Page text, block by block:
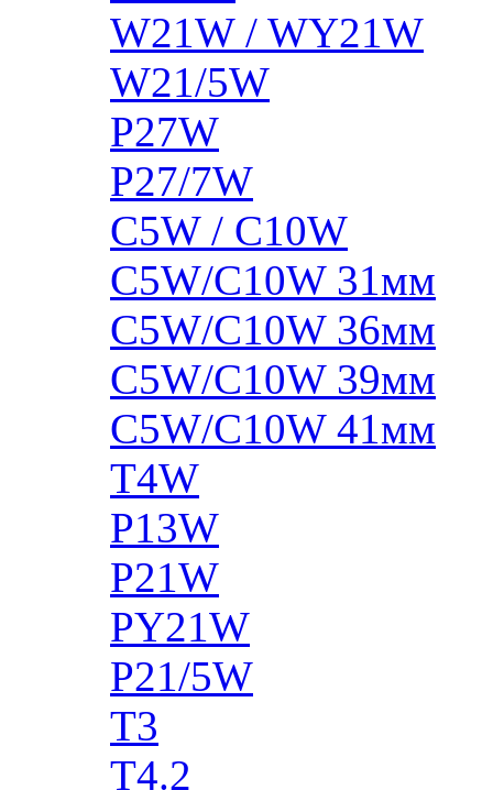
W21W / WY21W
W21/5W
P27W
P27/7W
C5W / C10W
C5W/C10W 31мм
C5W/C10W 36мм
C5W/C10W 39мм
C5W/C10W 41мм
T4W
P13W
P21W
PY21W
P21/5W
T3
T4.2